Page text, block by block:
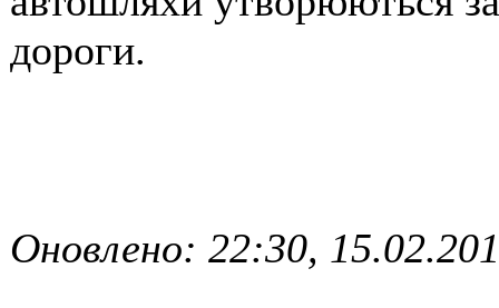
дороги.
Оновлено: 22:30,